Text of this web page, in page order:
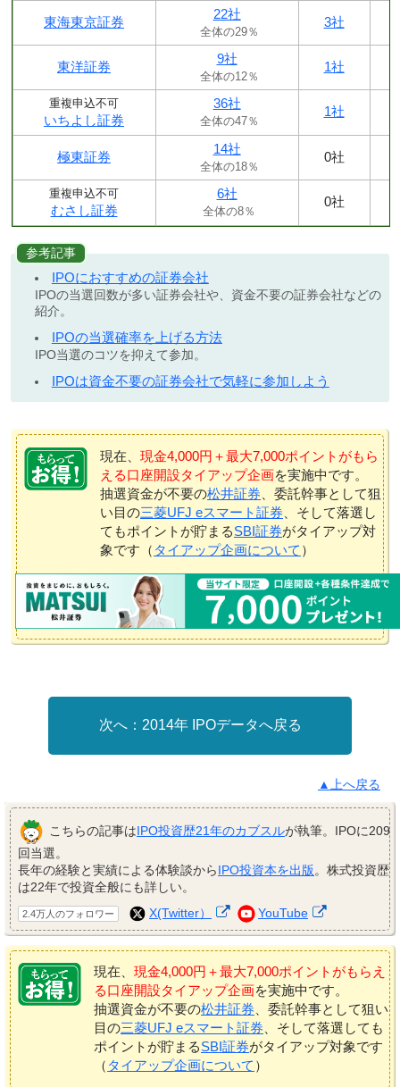
東海東京証券
22社
全体の29％
3社
東洋証券
9社
全体の12％
1社
重複申込不可
いちよし証券
36社
全体の47％
1社
極東証券
14社
全体の18％
0社
重複申込不可
むさし証券
6社
全体の8％
0社
参考記事
IPOにおすすめの証券会社
IPOの当選回数が多い証券会社や、資金不要の証券会社などの
紹介。
IPOの当選確率を上げる方法
IPO当選のコツを抑えて参加。
IPOは資金不要の証券会社で気軽に参加しよう
現在、 現金4,000円＋最大7,000ポイントがもら
える口座開設タイアップ企画を実施中です。
抽選資金が不要の松井証券 、委託幹事として狙
い目の三菱UFJ eスマート証券 、そして落選し
てもポイントが貯まるSBI証券がタイアップ対
象です（ タイアップ企画について ）
2014年 IPOデータへ戻る
▲上へ戻る
こちらの記事はIPO投資歴21年のカブスルが執筆。IPOに209
回当選。
長年の経験と実績による体験談からIPO投資本を出版。株式投資歴
は22年で投資全般にも詳しい。
2.4万人のフォロワー X(Twitter） YouTube
現在、 現金4,000円＋最大7,000ポイントがもらえ
る口座開設タイアップ企画を実施中です。
抽選資金が不要の松井証券、委託幹事として狙い
目の三菱UFJ eスマート証券、そして落選しても
ポイントが貯まるSBI証券がタイアップ対象です
（ タイアップ企画について ）